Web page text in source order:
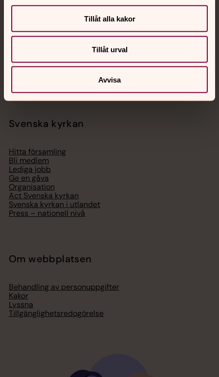
Tillåt alla kakor
Tillåt urval
Avvisa
med en präst på kvällar och nätter.
Digitalt brev
Svenska kyrkan
Hitta församling
Bli medlem
Lediga jobb
Ge en gåva
Organisation
Act Svenska kyrkan
Svenska kyrkan i utlandet
Press – nationell nivå
Om webbplatsen
Behandling av personuppgifter
Kakor
Lyssna
Tillgänglighetsredogörelse